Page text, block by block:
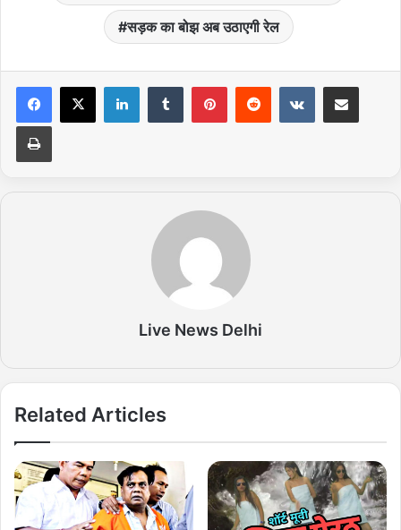
सड़क का बोझ अब उठाएगी रेल
Live News Delhi
Related Articles